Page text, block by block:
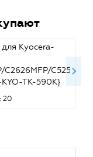
Kyocera-
C2626MFP/
TK-590K}
20